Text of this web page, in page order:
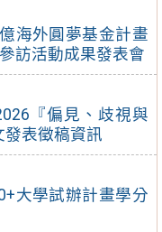
海外圓夢基金計畫
訪活動成果發表會
『偏見、歧視與
表徵稿資訊
大學試辦計畫學分